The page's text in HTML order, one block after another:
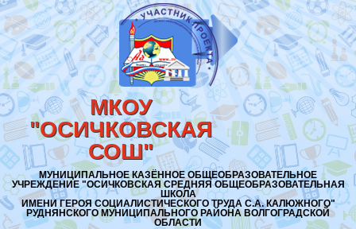
МКОУ
"ОСИЧКОВСКАЯ
СОШ"
МУНИЦИПАЛЬНОЕ КАЗЁННОЕ ОБЩЕОБРАЗОВАТЕЛЬНОЕ
УЧРЕЖДЕНИЕ "ОСИЧКОВСКАЯ СРЕДНЯЯ ОБЩЕОБРАЗОВАТЕЛЬНАЯ
ШКОЛА
ИМЕНИ ГЕРОЯ СОЦИАЛИСТИЧЕСКОГО ТРУДА С.А. КАЛЮЖНОГО"
РУДНЯНСКОГО МУНИЦИПАЛЬНОГО РАЙОНА ВОЛГОГРАДСКОЙ
ОБЛАСТИ